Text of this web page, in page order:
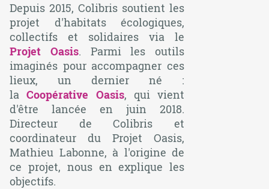
Depuis 2015, Colibris soutient les
projet d'habitats écologiques,
collectifs et solidaires via le
Projet Oasis. Parmi les outils
imaginés pour accompagner ces
lieux, un dernier né :
laCoopérative Oasis, qui vient
d'être lancée en juin 2018.
Directeur de Colibris et
coordinateur du Projet Oasis,
Mathieu Labonne, à l'origine de
ce projet, nous en explique les
objectifs.